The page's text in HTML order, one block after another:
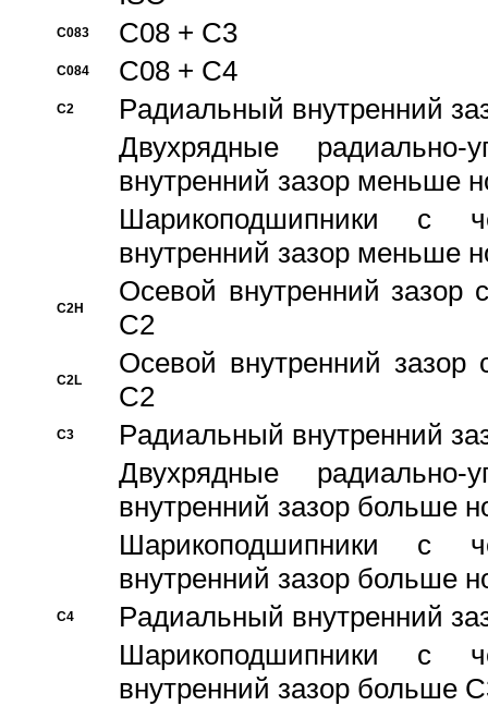
C083 C08 + C3
C084 C08 + C4
C2
Pадиальный внутренний
Двухрядные радиально-
внутренний зазор меньше
Шарикоподшипники с
внутренний зазор меньше
C2H
Осевой внутренний зазор
C2
C2L
Осевой внутренний зазор
C2
C3
Pадиальный внутренний
Двухрядные радиально-
внутренний зазор больше
Шарикоподшипники с
внутренний зазор больше
C4
Pадиальный внутренний
Шарикоподшипники с
внутренний зазор больше